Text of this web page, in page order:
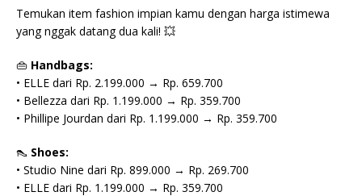
Temukan item fashion impian kamu dengan harga istimewa
yang nggak datang dua kali! 💥
👜 Handbags:
• ELLE dari Rp. 2.199.000 → Rp. 659.700
• Bellezza dari Rp. 1.199.000 → Rp. 359.700
• Phillipe Jourdan dari Rp. 1.199.000 → Rp. 359.700
👠 Shoes:
• Studio Nine dari Rp. 899.000 → Rp. 269.700
• ELLE dari Rp. 1.199.000 → Rp. 359.700